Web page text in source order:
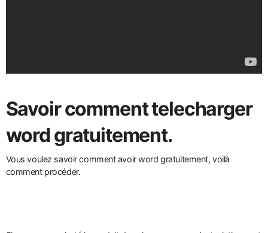
Savoir comment telecharger
word gratuitement.
Vous voulez savoir comment avoir word gratuitement, voilà
comment procéder.